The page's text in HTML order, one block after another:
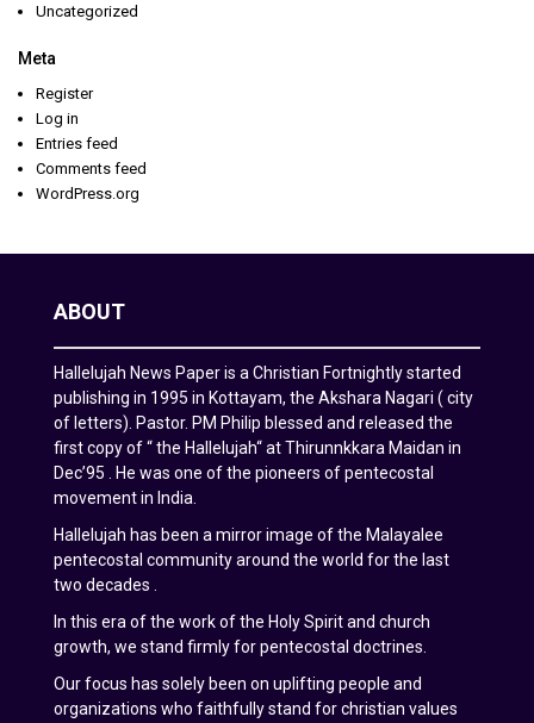
Uncategorized
Meta
Register
Log in
Entries feed
Comments feed
WordPress.org
ABOUT
Hallelujah News Paper is a Christian Fortnightly started
publishing in 1995 in Kottayam, the Akshara Nagari ( city
of letters). Pastor. PM Philip blessed and released the
first copy of “ the Hallelujah“ at Thirunnkkara Maidan in
Dec’95 . He was one of the pioneers of pentecostal
movement in India.
Hallelujah has been a mirror image of the Malayalee
pentecostal community around the world for the last
two decades .
In this era of the work of the Holy Spirit and church
growth, we stand firmly for pentecostal doctrines.
Our focus has solely been on uplifting people and
organizations who faithfully stand for christian values